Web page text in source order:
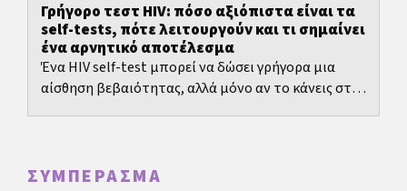
Γρήγορο τεστ HIV: πόσο αξιόπιστα είναι τα
self-tests, πότε λειτουργούν και τι σημαίνει
ένα αρνητικό αποτέλεσμα
Ένα HIV self-test μπορεί να δώσει γρήγορα μια
αίσθηση βεβαιότητας, αλλά μόνο αν το κάνεις στη
ΣΥΜΠΈΡΑΣΜΑ